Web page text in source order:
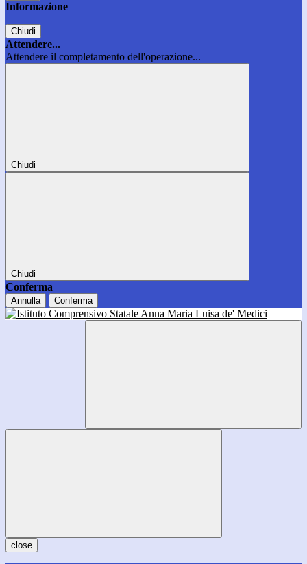
Informazione
Chiudi
Attendere...
Attendere il completamento dell'operazione...
Chiudi
Chiudi
Conferma
Annulla Conferma
close